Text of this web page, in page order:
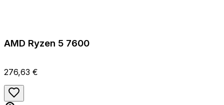
AMD Ryzen 5 7600
276,63 €